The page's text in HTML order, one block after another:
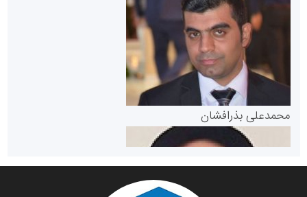
پایگاه خبری گفتمان یزد
سازمان بورس و اوراق بهادار
مرجع اخبار موثق در بازارسرمایه
محمدعلی بذرافشان